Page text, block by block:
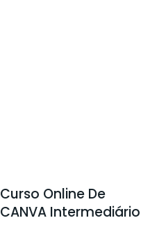
Curso Online De
CANVA Intermediário